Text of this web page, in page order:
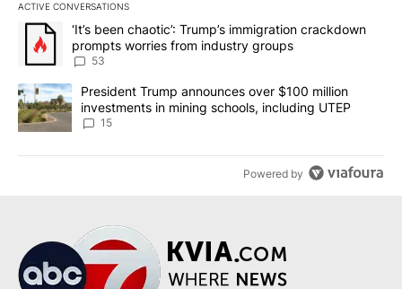
ACTIVE CONVERSATIONS
The following is a list of the most commented articles in the last
A trending article titled "‘It’s been chaotic’: Trump’s
‘It’s been chaotic’: Trump’s immigration crackdown
prompts worries from industry groups
53
A trending article titled "President Trump announces over $100
President Trump announces over $100 million
investments in mining schools, including UTEP
15
Powered by